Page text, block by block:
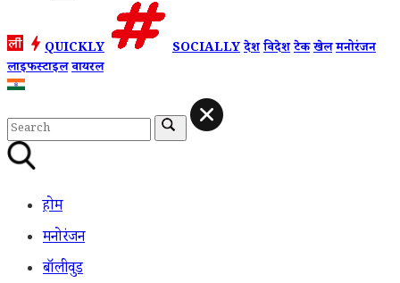
QUICKLY SOCIALLYदेशविदेशटेकखेलमनोरंजन
लाइफस्टाइलवायरल
होम
मनोरंजन
बॉलीवुड